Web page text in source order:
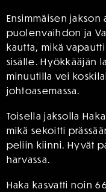
Ensimmäisen
puolenvaihdon ja
kautta, mikä
sisälle. Hyökkääjän
minuutilla vei
johtoasemassa.
Toisella jaksolla
mikä sekoitti
peliin kiinni. Hyvät
harvassa.
Haka kasvatti noin